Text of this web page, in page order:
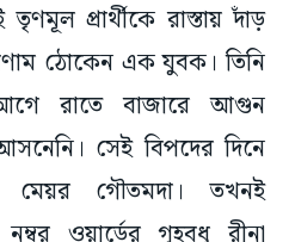
প্রার্থীকে রাস্তায় দাঁড়
ঠোকেন এক যুবক। তিনি
রাতে বাজারে আগুন
সেই বিপদের দিনে
মেয়র গৌতমদা। তখনই